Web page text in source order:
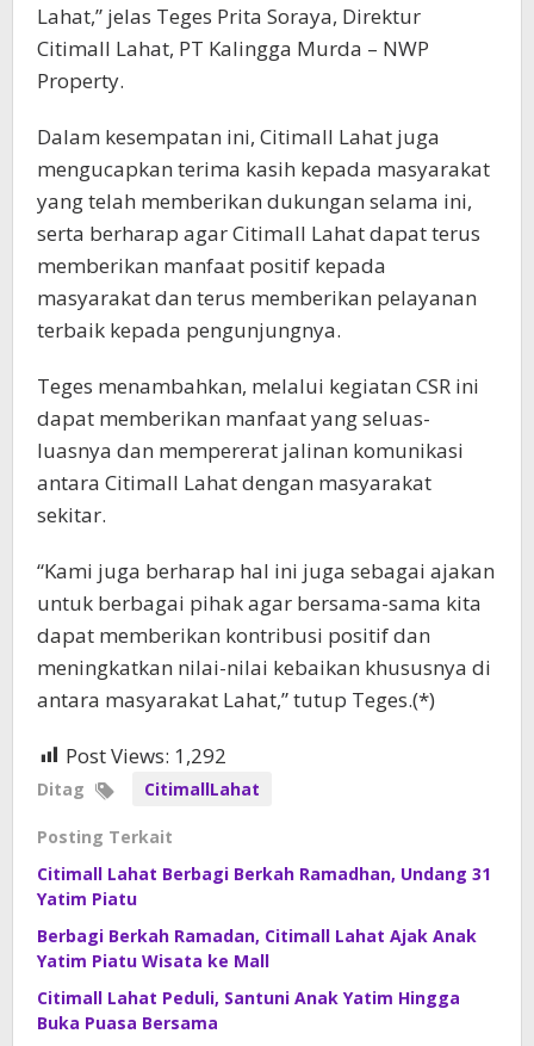
Lahat,” jelas Teges Prita Soraya, Direktur
Citimall Lahat, PT Kalingga Murda – NWP
Property.
Dalam kesempatan ini, Citimall Lahat juga
mengucapkan terima kasih kepada masyarakat
yang telah memberikan dukungan selama ini,
serta berharap agar Citimall Lahat dapat terus
memberikan manfaat positif kepada
masyarakat dan terus memberikan pelayanan
terbaik kepada pengunjungnya.
Teges menambahkan, melalui kegiatan CSR ini
dapat memberikan manfaat yang seluas-
luasnya dan mempererat jalinan komunikasi
antara Citimall Lahat dengan masyarakat
sekitar.
“Kami juga berharap hal ini juga sebagai ajakan
untuk berbagai pihak agar bersama-sama kita
dapat memberikan kontribusi positif dan
meningkatkan nilai-nilai kebaikan khususnya di
antara masyarakat Lahat,” tutup Teges.(*)
Post Views: 1,292
Ditag CitimallLahat
Posting Terkait
Citimall Lahat Berbagi Berkah Ramadhan, Undang 31
Yatim Piatu
Berbagi Berkah Ramadan, Citimall Lahat Ajak Anak
Yatim Piatu Wisata ke Mall
Citimall Lahat Peduli, Santuni Anak Yatim Hingga
Buka Puasa Bersama